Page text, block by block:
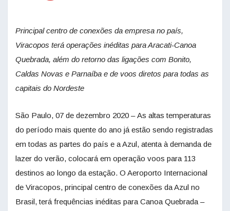
Principal centro de conexões da empresa no país,
Viracopos terá operações inéditas para Aracati-Canoa
Quebrada, além do retorno das ligações com Bonito,
Caldas Novas e Parnaíba e de voos diretos para todas as
capitais do Nordeste
São Paulo, 07 de dezembro 2020 – As altas temperaturas
do período mais quente do ano já estão sendo registradas
em todas as partes do país e a Azul, atenta à demanda de
lazer do verão, colocará em operação voos para 113
destinos ao longo da estação. O Aeroporto Internacional
de Viracopos, principal centro de conexões da Azul no
Brasil, terá frequências inéditas para Canoa Quebrada –